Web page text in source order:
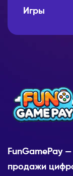
Игры
FunGamePay
продажи